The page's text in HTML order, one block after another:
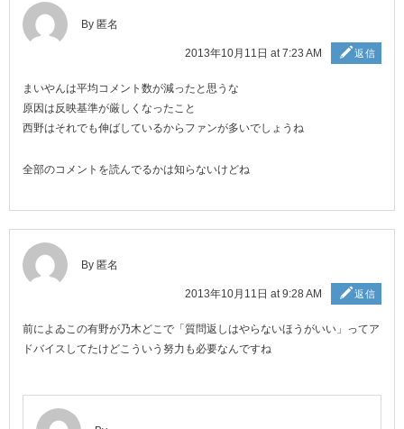
By 匿名
2013年10月11日 at 7:23 AM 返信
まいやんは平均コメント数が減ったと思うな
原因は反映基準が厳しくなったこと
西野はそれでも伸ばしているからファンが多いでしょうね
全部のコメントを読んでるかは知らないけどね
By 匿名
2013年10月11日 at 9:28 AM 返信
前によゐこの有野が乃木どこで「質問返しはやらないほうがいい」ってア
ドバイスしてたけどこういう努力も必要なんですね